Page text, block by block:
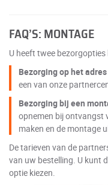
FAQ’S: MONTAGE
U heeft twee
Bezorging op het
een van onze
Bezorging bij een
opnemen bij ontvangst
maken en de montage
De tarieven van de
van uw bestelling. U kunt
optie kiezen.